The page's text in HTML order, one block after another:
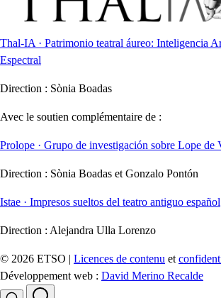
Thal-IA · Patrimonio teatral áureo: Inteligencia
Espectral
Direction : Sònia Boadas
Avec le soutien complémentaire de :
Prolope · Grupo de investigación sobre Lope de
Direction : Sònia Boadas et Gonzalo Pontón
Istae · Impresos sueltos del teatro antiguo español
Direction : Alejandra Ulla Lorenzo
© 2026 ETSO | Licences de contenu et
Développement web : David Merino Recalde